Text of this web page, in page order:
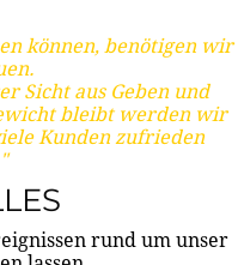
können, benötigen wir
Sicht aus Geben und
bleibt werden wir
Kunden zufrieden
rund um unser